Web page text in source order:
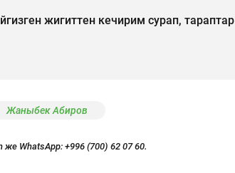
жигиттен кечирим сурап, тараптар
Жаныбек Абиров
же WhatsApp: +996 (700) 62 07 60.